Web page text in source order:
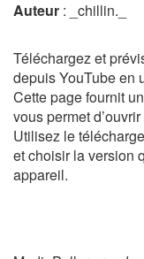
Auteur : _chillin._
Téléchargez et
depuis YouTube en
Cette page fournit
vous permet
Utilisez le
et choisir la version
appareil.